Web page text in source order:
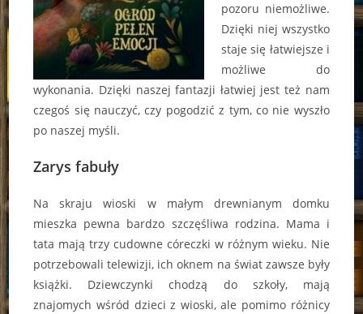
pozoru niemożliwe.
Dzięki niej wszystko
staje się łatwiejsze i
możliwe do
wykonania. Dzięki naszej fantazji łatwiej jest też nam
czegoś się nauczyć, czy pogodzić z tym, co nie wyszło
po naszej myśli.
Zarys fabuły
Na skraju wioski w małym drewnianym domku
mieszka pewna bardzo szczęśliwa rodzina. Mama i
tata mają trzy cudowne córeczki w różnym wieku. Nie
potrzebowali telewizji, ich oknem na świat zawsze były
książki. Dziewczynki chodzą do szkoły, mają
znajomych wśród dzieci z wioski, ale pomimo różnicy